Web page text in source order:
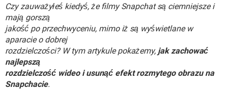
WINDOWS 10
INSTAGRAM FACEBOOK
WINDOWS 10
GRY WHATSAPP
SPOTIFY
INSTAGRAM
WINDOWS 10
COVID-19 TIKTOK
GRY WHATSAPP
SPOTIFY NETFLIX
INSTAGRAM
WINDOWS 10
Czy zauważyłeś kiedyś, że filmy Snapchat są ciemniejsze i
mają gorszą
jakość po przechwyceniu, mimo iż są wyświetlane w
aparacie o dobrej
rozdzielczości? W tym artykule pokażemy, jak zachować
najlepszą
rozdzielczość wideo i usunąć efekt rozmytego obrazu na
Snapchacie.